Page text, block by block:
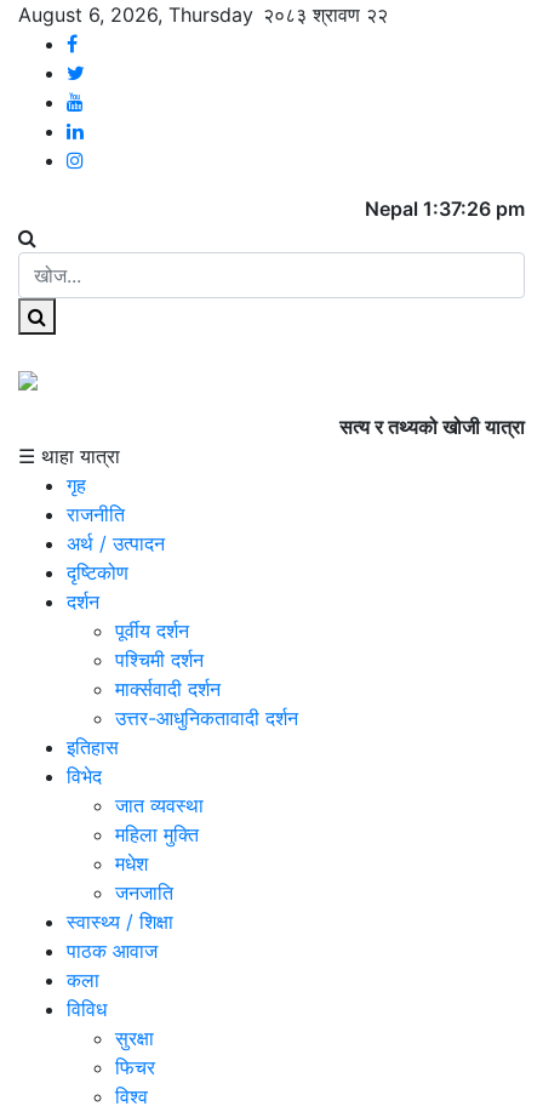
August 6, 2026, Thursday २०८३ श्रावण २२
Nepal 1:37:26 pm
सत्य र तथ्यको खोजी यात्रा
☰ थाहा यात्रा
गृह
राजनीति
अर्थ / उत्पादन
दृष्टिकोण
दर्शन
पूर्वीय दर्शन
पश्चिमी दर्शन
मार्क्सवादी दर्शन
उत्तर-आधुनिकतावादी दर्शन
इतिहास
विभेद
जात व्यवस्था
महिला मुक्ति
मधेश
जनजाति
स्वास्थ्य / शिक्षा
पाठक आवाज
कला
विविध
सुरक्षा
फिचर
विश्व